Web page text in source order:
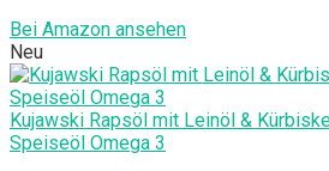
Bei Amazon ansehen
Neu
Kujawski Rapsöl mit Leinöl &
Speiseöl Omega 3